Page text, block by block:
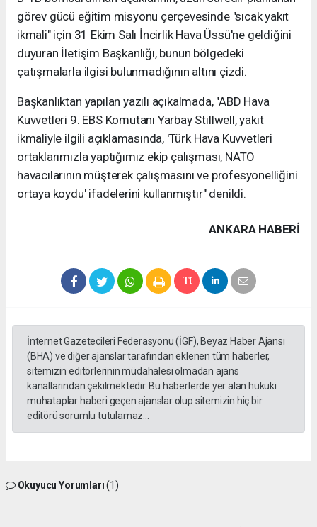
görev gücü eğitim misyonu çerçevesinde "sıcak yakıt
ikmali" için 31 Ekim Salı İncirlik Hava Üssü'ne geldiğini
duyuran İletişim Başkanlığı, bunun bölgedeki
çatışmalarla ilgisi bulunmadığının altını çizdi.
Başkanlıktan yapılan yazılı açıkalmada, "ABD Hava
Kuvvetleri 9. EBS Komutanı Yarbay Stillwell, yakıt
ikmaliyle ilgili açıklamasında, 'Türk Hava Kuvvetleri
ortaklarımızla yaptığımız ekip çalışması, NATO
havacılarının müşterek çalışmasını ve profesyonelliğini
ortaya koydu' ifadelerini kullanmıştır" denildi.
ANKARA HABERİ
İnternet Gazetecileri Federasyonu (İGF), Beyaz Haber Ajansı
(BHA) ve diğer ajanslar tarafından eklenen tüm haberler,
sitemizin editörlerinin müdahalesi olmadan ajans
kanallarından çekilmektedir. Bu haberlerde yer alan hukuki
muhataplar haberi geçen ajanslar olup sitemizin hiç bir
editörü sorumlu tutulamaz...
Okuyucu Yorumları(1)